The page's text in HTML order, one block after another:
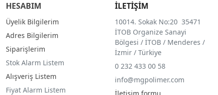
HESABIM
Üyelik Bilgilerim
Adres Bilgilerim
Siparişlerim
Stok Alarm Listem
Alışveriş Listem
Fiyat Alarm Listem
İLETİŞİM
10014. Sokak No:20 35471
İTOB Organize Sanayi
Bölgesi / İTOB / Menderes /
İzmir / Türkiye
0 232 433 00 58
info@mgpolimer.com